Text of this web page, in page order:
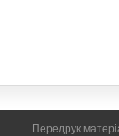
Передрук